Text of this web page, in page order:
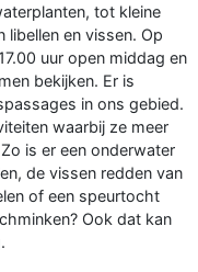
tot kleine
libellen en vissen. Op
uur open middag en
bekijken. Er is
in ons gebied.
waarbij ze meer
is er een onderwater
de vissen redden van
of een speurtocht
Ook dat kan